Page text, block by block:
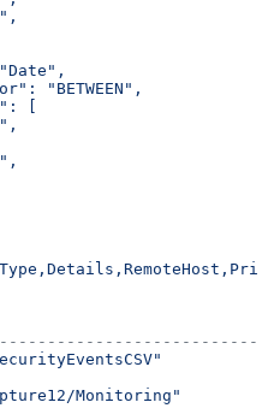
"BETWEEN",
[
Monitoring"